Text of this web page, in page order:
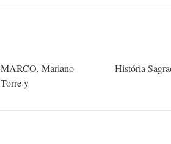
MARCO, Mariano
Torre y
História